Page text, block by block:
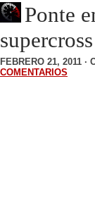
Ponte
supercross
FEBRERO 21, 2011 ·
COMENTARIOS